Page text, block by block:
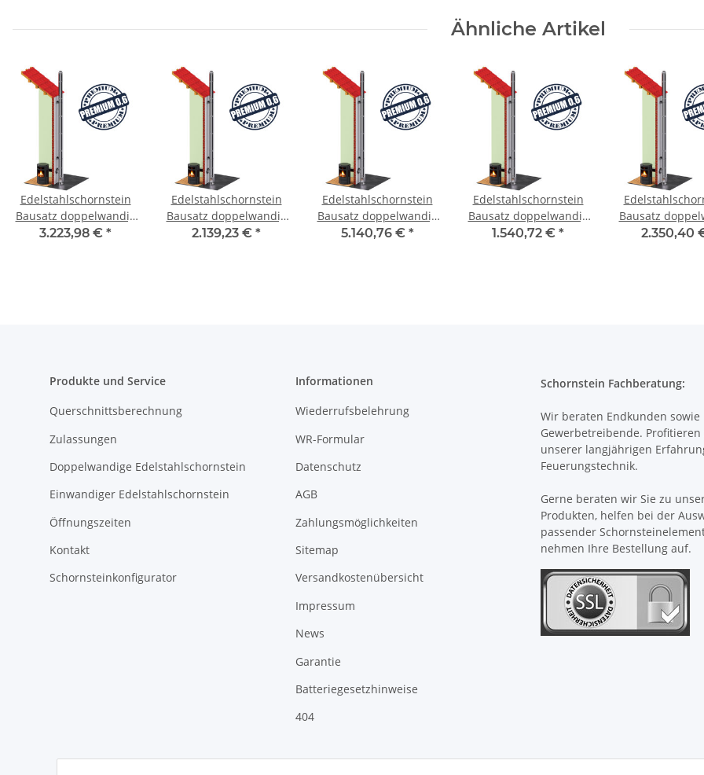
Ähnliche Artikel
Edelstahlschornstein
Bausatz doppelwandig
4,7 m - SWPR06 DW 450
3.223,98 € *
Edelstahlschornstein
Bausatz doppelwandig
9,7 m DW 180 - SWPR06
2.139,23 € *
Edelstahlschornstein
Bausatz doppelwandig
9,2 m - SWPR06 DW 450
5.140,76 € *
Edelstahlschornstein
Bausatz doppelwandig
9,7 m DW 80 - SWPR06
1.540,72 € *
Bausatz
9,7 m DW 200 -
2.350,40
Produkte und Service
Querschnittsberechnung
Zulassungen
Doppelwandige Edelstahlschornstein
Einwandiger Edelstahlschornstein
Öffnungszeiten
Kontakt
Schornsteinkonfigurator
Informationen
Wiederrufsbelehrung
WR-Formular
Datenschutz
AGB
Zahlungsmöglichkeiten
Sitemap
Versandkostenübersicht
Impressum
News
Garantie
Batteriegesetzhinweise
404
Schornstein Fachberatung:
Wir beraten Endkunden sowie
Gewerbetreibende. Profitieren
unserer langjährigen
Feuerungstechnik.
Gerne beraten wir Sie zu
Produkten, helfen bei der
passender
nehmen Ihre Bestellung auf.